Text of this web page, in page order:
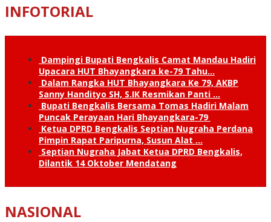
INFOTORIAL
Dampingi Bupati Bengkalis Camat Mandau Hadiri
Upacara HUT Bhayangkara ke-79 Tahu…
Dalam Rangka HUT Bhayangkara Ke 79, AKBP
Sanny Handityo SH, S.IK Resmikan Panti …
Bupati Bengkalis Bersama Tomas Hadiri Malam
Puncak Perayaan Hari Bhayangkara-79
Ketua DPRD Bengkalis Septian Nugraha Perdana
Pimpin Rapat Paripurna, Susun Alat …
Septian Nugraha Jabat Ketua DPRD Bengkalis,
Dilantik 14 Oktober Mendatang
NASIONAL